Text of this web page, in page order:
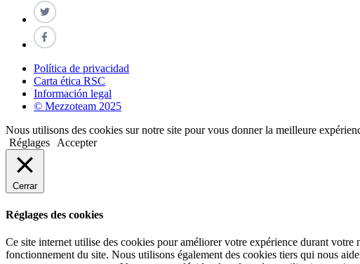
Política de privacidad
Carta ética RSC
Información legal
© Mezzoteam 2025
Nous utilisons des cookies sur notre site pour vous donner la meilleure
Réglages Accepter
Cerrar
Réglages des cookies
Ce site internet utilise des cookies pour améliorer votre expérience durant votre
fonctionnement du site. Nous utilisons également des cookies tiers qui nous